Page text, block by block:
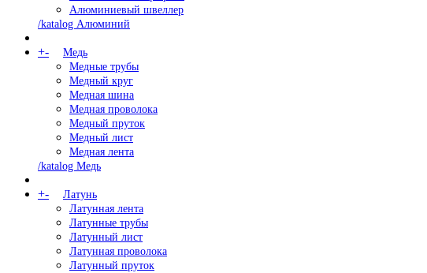
Алюминиевый швеллер
/katalog Алюминий
+-
Медь
Медные трубы
Медный круг
Медная шина
Медная проволока
Медный пруток
Медный лист
Медная лента
/katalog Медь
+-
Латунь
Латунная лента
Латунные трубы
Латунный лист
Латунная проволока
Латунный пруток